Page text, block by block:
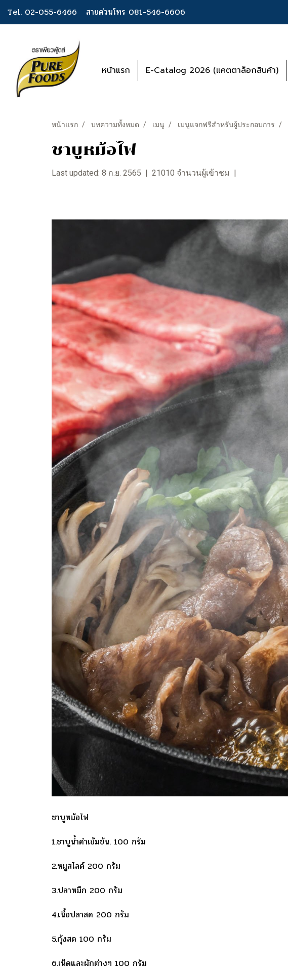
Tel. 02-055-6466 สายด่วนโทร 081-546-6606
หน้าแรก E-Catalog 2026 (แคตตาล็อกสินค้า)
หน้าแรก บทความทั้งหมด เมนู เมนูแจกฟรีสำหรับผู้ประกอบการ
ชาบูหม้อไฟ
Last updated: 8 ก.ย. 2565 | 21010 จำนวนผู้เข้าชม |
ชาบูหม้อไฟ
1.ชาบูน้ำดำเข้มข้น. 100 กรัม
2.หมูสไลด์ 200 กรัม
3.ปลาหมึก 200 กรัม
4.เนื้อปลาสด 200 กรัม
5.กุ้งสด 100 กรัม
6.เห็ดและผักต่างๆ 100 กรัม